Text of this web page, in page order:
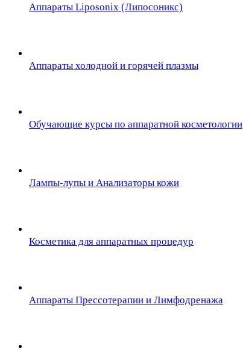
Аппараты Liposonix (Липосоникс)
Аппараты холодной и горячей плазмы
Обучающие курсы по аппаратной косметологии
Лампы-лупы и Анализаторы кожи
Косметика для аппаратных процедур
Аппараты Прессотерапии и Лимфодренажа